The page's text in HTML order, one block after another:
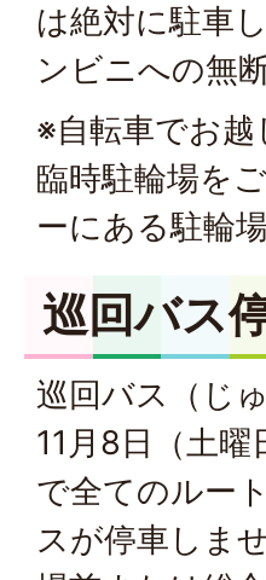
は絶対に駐車
ンビニへの無
※自転車でお越
臨時駐輪場を
ーにある駐輪
巡回バス
巡回バス（じ
11月8日（土
で全てのルー
スが停車しま